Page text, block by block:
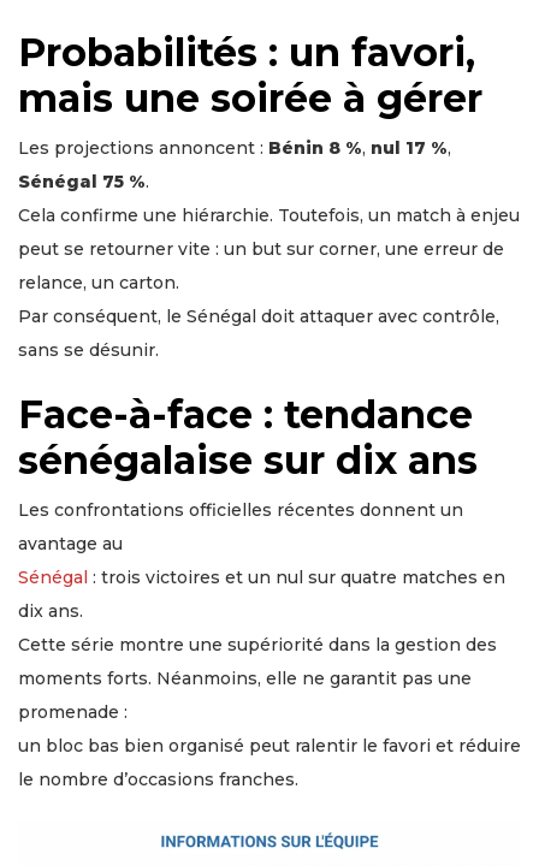
Probabilités : un favori,
mais une soirée à gérer
Les projections annoncent : Bénin 8 %, nul 17 %,
Sénégal 75 %.
Cela confirme une hiérarchie. Toutefois, un match à enjeu
peut se retourner vite : un but sur corner, une erreur de
relance, un carton.
Par conséquent, le Sénégal doit attaquer avec contrôle,
sans se désunir.
Face-à-face : tendance
sénégalaise sur dix ans
Les confrontations officielles récentes donnent un
avantage au
Sénégal : trois victoires et un nul sur quatre matches en
dix ans.
Cette série montre une supériorité dans la gestion des
moments forts. Néanmoins, elle ne garantit pas une
promenade :
un bloc bas bien organisé peut ralentir le favori et réduire
le nombre d’occasions franches.